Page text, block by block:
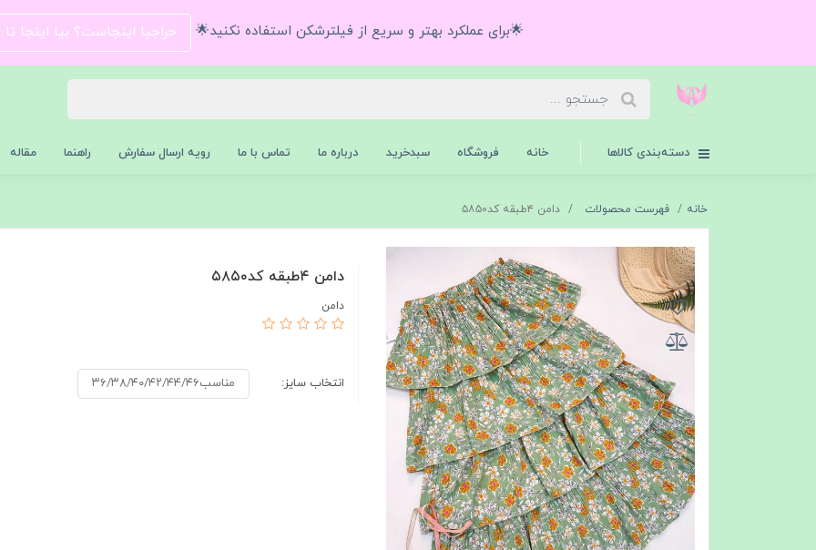
🌟برای عملکرد بهتر و سریع از فیلترشکن استفاده نکنید🌟 حراجیا اینجاست؟ بیا اینجا
دسته‌بندی کالاها خانه فروشگاه سبدخرید درباره ما تماس با ما رویه ارسال سفارش راهنما مقاله
خانه فهرست محصولات دامن ۴طبقه کد۵۸۵۰
دامن ۴طبقه کد۵۸۵۰
دامن
انتخاب سایز: مناسب۳۶/۳۸/۴۰/۴۲/۴۴/۴۶